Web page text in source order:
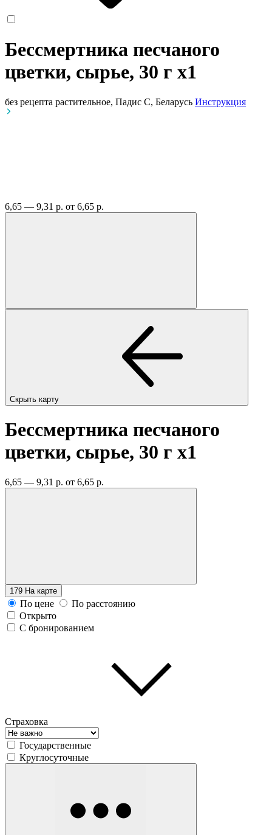
Бессмертника песчаного
цветки, сырье, 30 г x1
без рецепта растительное, Падис С, Беларусь Инструкция
6,65 — 9,31 р. от 6,65 р.
Скрыть карту
Бессмертника песчаного
цветки, сырье, 30 г x1
6,65 — 9,31 р. от 6,65 р.
179 На карте
По цене
По расстоянию
Открыто
С бронированием
Страховка
Государственные
Круглосуточные